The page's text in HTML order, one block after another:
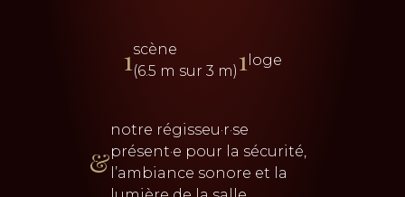
1 scène
(6.5 m sur 3 m)1 loge
&
notre régisseu·r·se
présent·e pour la sécurité,
l’ambiance sonore et la